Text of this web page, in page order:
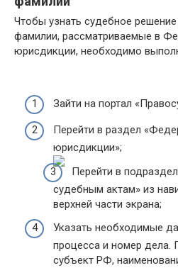
Чтобы узнать судебное
фамилии, рассматриваемые в
юрисдикции, необходимо
Зайти на портал
Перейти в раздел
юрисдикции»;
Перейти в
судебным актам» из
верхней части экрана;
Указать необходимые
процесса и номер дела.
субъект РФ,